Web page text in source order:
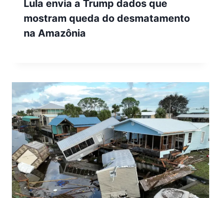
Lula envia a Trump dados que
mostram queda do desmatamento
na Amazônia